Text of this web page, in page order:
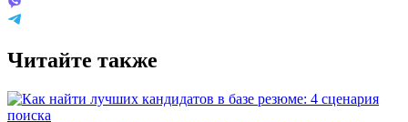
Читайте также